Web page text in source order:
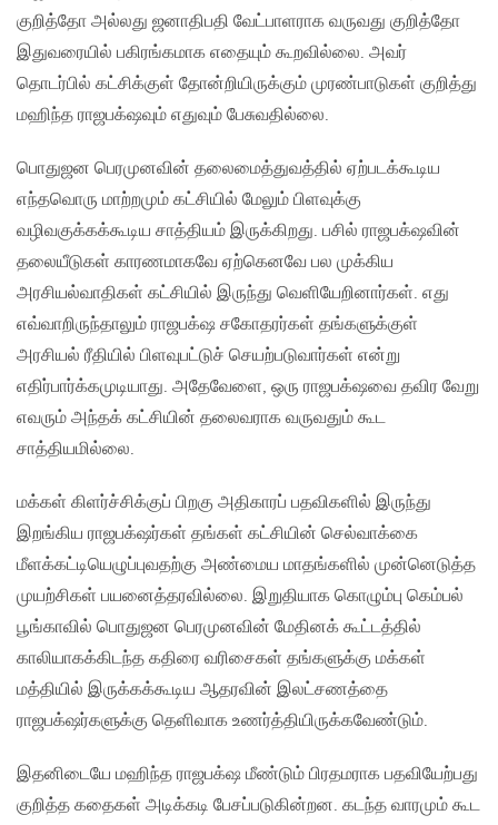
குறித்தோ அல்லது ஜனாதிபதி வேட்பாளராக வருவது குறித்தோ
இதுவரையில் பகிரங்கமாக எதையும் கூறவில்லை. அவர்
தொடர்பில் கட்சிக்குள் தோன்றியிருக்கும் முரண்பாடுகள் குறித்து
மஹிந்த ராஜபக்‌ஷவும் எதுவும் பேசுவதில்லை.
பொதுஜன பெரமுனவின் தலைமைத்துவத்தில் ஏற்படக்கூடிய
எந்தவொரு மாற்றமும் கட்சியில் மேலும் பிளவுக்கு
வழிவகுக்கக்கூடிய சாத்தியம் இருக்கிறது. பசில் ராஜபக்‌ஷவின்
தலையீடுகள் காரணமாகவே ஏற்கெனவே பல முக்கிய
அரசியல்வாதிகள் கட்சியில் இருந்து வெளியேறினார்கள். எது
எவ்வாறிருந்தாலும் ராஜபக்‌ஷ சகோதரர்கள் தங்களுக்குள்
அரசியல் ரீதியில் பிளவுபட்டுச் செயற்படுவார்கள் என்று
எதிர்பார்க்கமுடியாது. அதேவேளை, ஒரு ராஜபக்‌ஷவை தவிர வேறு
எவரும் அந்தக் கட்சியின் தலைவராக வருவதும் கூட
சாத்தியமில்லை.
மக்கள் கிளர்ச்சிக்குப் பிறகு அதிகாரப் பதவிகளில் இருந்து
இறங்கிய ராஜபக்‌ஷர்கள் தங்கள் கட்சியின் செல்வாக்கை
மீளக்கட்டியெழுப்புவதற்கு அண்மைய மாதங்களில் முன்னெடுத்த
முயற்சிகள் பயனைத்தரவில்லை. இறுதியாக கொழும்பு கெம்பல்
பூங்காவில் பொதுஜன பெரமுனவின் மேதினக் கூட்டத்தில்
காலியாகக்கிடந்த கதிரை வரிசைகள் தங்களுக்கு மக்கள்
மத்தியில் இருக்கக்கூடிய ஆதரவின் இலட்சணத்தை
ராஜபக்‌ஷர்களுக்கு தெளிவாக உணர்த்தியிருக்கவேண்டும்.
இதனிடையே மஹிந்த ராஜபக்‌ஷ மீண்டும் பிரதமராக பதவியேற்பது
குறித்த கதைகள் அடிக்கடி பேசப்படுகின்றன. கடந்த வாரமும் கூட